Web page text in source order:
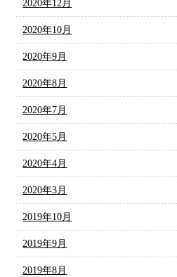
2020年12月
2020年10月
2020年9月
2020年8月
2020年7月
2020年5月
2020年4月
2020年3月
2019年10月
2019年9月
2019年8月